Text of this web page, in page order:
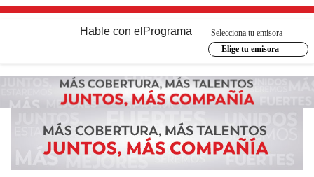
Hable con el Programa
Selecciona tu emisora
Elige tu emisora